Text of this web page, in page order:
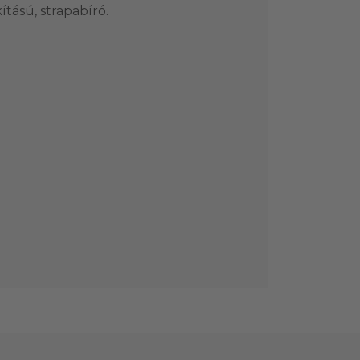
strapabíró.